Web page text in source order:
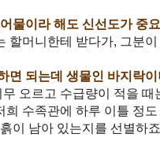
물이라 해도 신선도가 중
할머니한테 받다가, 그분
면 되는데 생물인 바지락
오르고 수급량이 적을
수족관에 하루 이틀 정
이 남아 있는지를 선별하